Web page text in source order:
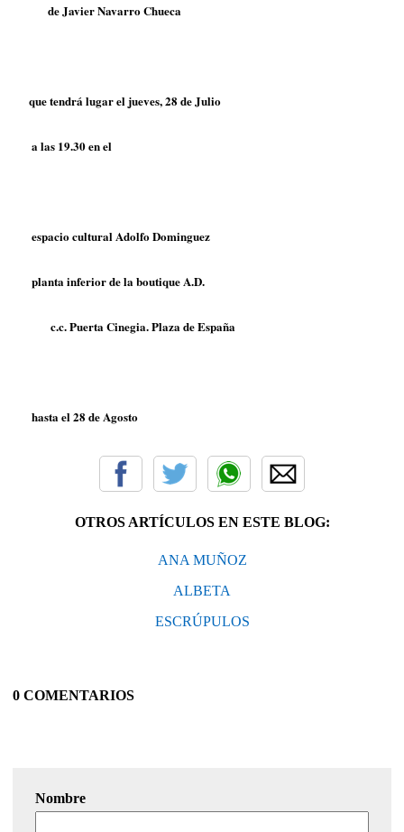
deJavier Navarro Chueca
que tendrá lugar el jueves, 28 de Julio
a las 19.30 en el
espacio cultural Adolfo Dominguez
planta inferior de la boutique A.D.
c.c. Puerta Cinegia. Plaza de España
hasta el 28 de Agosto
OTROS ARTÍCULOS EN ESTE BLOG:
ANA MUÑOZ
ALBETA
ESCRÚPULOS
0 COMENTARIOS
Nombre